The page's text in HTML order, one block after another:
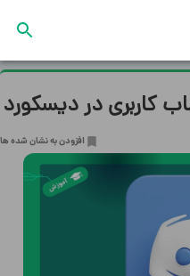
در دیسکورد
افزودن به نشان شده ها